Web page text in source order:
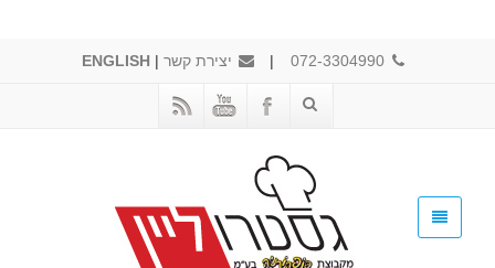
072-3304990
| יצירת קשר |
ENGLISH